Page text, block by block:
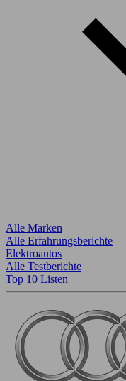
Alle Marken
Alle Erfahrungsberichte
Elektroautos
Alle Testberichte
Top 10 Listen